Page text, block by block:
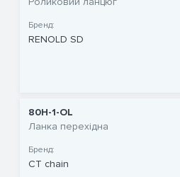
Бренд:
RENOLD SD
80H-1-OL
Ланка перехідна
Бренд:
CT chain